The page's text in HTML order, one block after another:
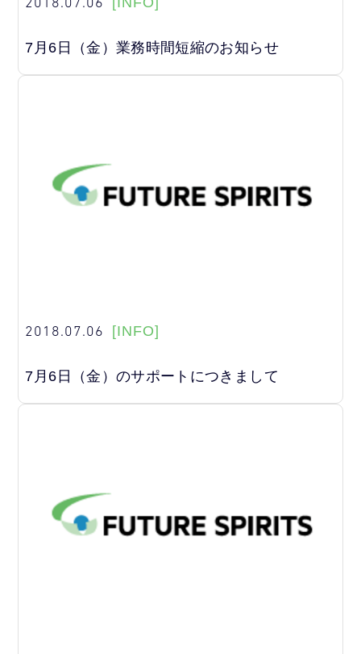
7月6日（金）業務時間短縮のお知らせ
2018.07.06 [INFO]
7月6日（金）のサポートにつきまして